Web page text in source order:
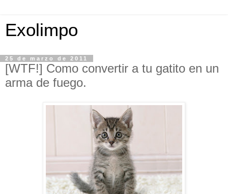
Exolimpo
25 de marzo de 2011
[WTF!] Como convertir a tu gatito en un
arma de fuego.